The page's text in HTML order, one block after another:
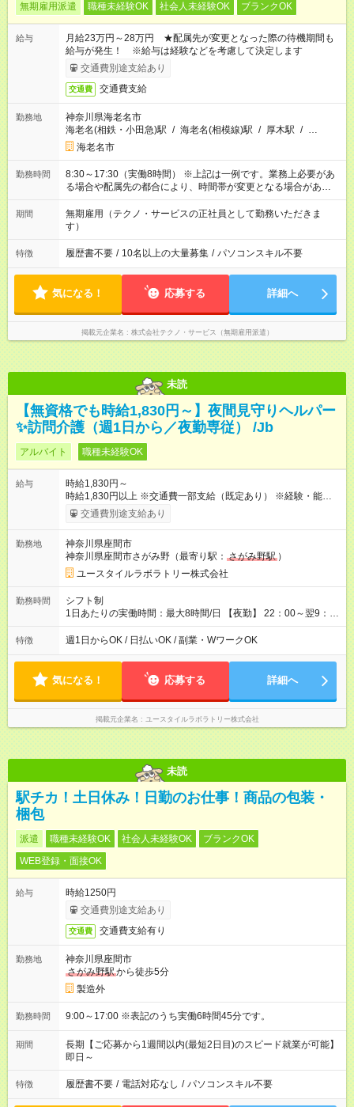
無期雇用派遣 職種未経験OK 社会人未経験OK ブランクOK
給与
月給23万円～28万円 ★配属先が変更となった際の待機期間も
給与が発生！ ※給与は経験などを考慮して決定します
交通費別途支給あり
交通費 交通費支給
勤務地
神奈川県海老名市
海老名(相鉄・小田急)駅 / 海老名(相模線)駅 / 厚木駅 / …
海老名市
勤務時間
8:30～17:30（実働8時間） ※上記は一例です。業務上必要があ
る場合や配属先の都合により、時間帯が変更となる場合があり
ます。
期間
無期雇用（テクノ・サービスの正社員として勤務いただきま
す）
特徴 履歴書不要 / 10名以上の大量募集 / パソコンスキル不要
気になる！ 応募する 詳細へ
掲載元企業名 株式会社テクノ・サービス（無期雇用派遣）
未読
【無資格でも時給1,830円～】夜間見守りヘルパー
✨訪問介護（週1日から／夜勤専従） /Jb
アルバイト 職種未経験OK
給与
時給1,830円～
時給1,830円以上 ※交通費一部支給（既定あり） ※経験・能力を
考慮して決定します 【収入例】 週1回勤務の場合：1,830円×8時
間×4回=5万8,560円 週3回勤務の場合：1,830円×8時間×12回
月 ※ 雇用形態と給与に、本採用時と異なる部分があります。 雇
用形態：本採用時と同じです。 給与：時給 1,660円以上
交通費別途支給あり
勤務地
神奈川県座間市
神奈川県座間市さがみ野（最寄り駅： さがみ野駅 ）
ユースタイルラボラトリー株式会社
勤務時間
シフト制
1日あたりの実働時間：最大8時間/日 【夜勤】 22：00～翌9：
00 ※週1日～OK ／ 夜勤専従 ＊＊ 勤務時間例 ＊＊ ■22時か
ら翌7時 ■23時から翌8時 ■24時から翌9時 など ※上記の時間
ます。 ※曜日固定（毎週同じ曜日での勤務となります）
特徴 週1日からOK / 日払いOK / 副業・WワークOK
気になる！ 応募する 詳細へ
掲載元企業名 ユースタイルラボラトリー株式会社
未読
駅チカ！土日休み！日勤のお仕事！商品の包装・
梱包
派遣 職種未経験OK 社会人未経験OK
ブランクOK
WEB登録・面接OK
給与
時給1250円
交通費別途支給あり
交通費 交通費支給有り
勤務地
神奈川県座間市
さがみ野駅から徒歩5分
製造外
勤務時間 9:00～17:00 ※表記のうち実働6時間45分です。
期間
長期【ご応募から1週間以内(最短2日目)のスピード就業が可能】
即日～
特徴 履歴書不要 / 電話対応なし / パソコンスキル不要